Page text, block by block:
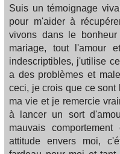
Suis un témoignage
pour m'aider à
vivons dans le
mariage, tout l'amour
indescriptibles, j'utilise
a des problèmes et
ceci, je crois que ce sont
ma vie et je remercie
à lancer un sort
mauvais
attitude envers moi,